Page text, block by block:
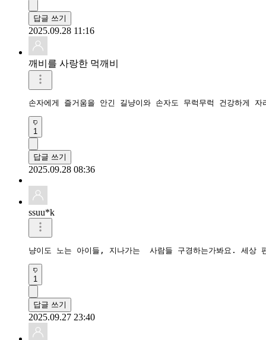
답글 쓰기
2025.09.28 11:16
깨비를 사랑한 먹깨비
손자에게 즐거움을 안긴 길냥이와 손자도 무럭무럭 건강하게 자
1
답글 쓰기
2025.09.28 08:36
ssuu*k
냥이도 노는 아이들, 지나가는  사람들 구경하는가봐요. 세상
1
답글 쓰기
2025.09.27 23:40